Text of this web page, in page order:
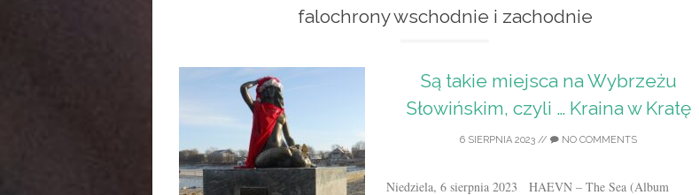
falochrony wschodnie i zachodnie
Są takie miejsca na Wybrzeżu
Słowińskim, czyli … Kraina w Kratę
6 SIERPNIA 2023 // NO COMMENTS
Niedziela, 6 sierpnia 2023 HAEVN – The Sea (Album